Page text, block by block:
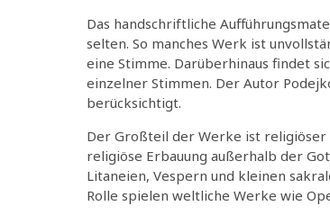
Das handschriftliche
selten. So manches Werk ist
eine Stimme. Darüberhinaus findet
einzelner Stimmen. Der Autor
berücksichtigt.
Der Großteil der Werke ist
religiöse Erbauung außerhalb der
Litaneien, Vespern und kleinen
Rolle spielen weltliche Werke wie